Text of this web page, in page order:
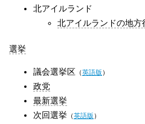
北アイルランド
北アイルランドの地方
選挙
議会選挙区 （英語版）
政党
最新選挙
次回選挙 （英語版）